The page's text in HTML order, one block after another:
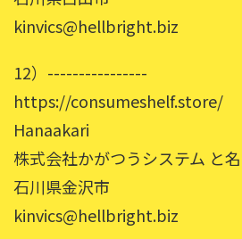
kinvics@hellbright.biz
12）----------------
https://consumeshelf.store/
Hanaakari
株式会社かがつうシステム と
石川県金沢市
kinvics@hellbright.biz